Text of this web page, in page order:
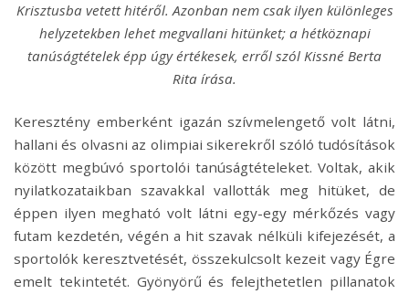
Krisztusba vetett hitéről. Azonban nem csak ilyen különleges
helyzetekben lehet megvallani hitünket; a hétköznapi
tanúságtételek épp úgy értékesek, erről szól Kissné Berta
Rita írása.
Keresztény emberként igazán szívmelengető volt látni,
hallani és olvasni az olimpiai sikerekről szóló tudósítások
között megbúvó sportolói tanúságtételeket. Voltak, akik
nyilatkozataikban szavakkal vallották meg hitüket, de
éppen ilyen megható volt látni egy-egy mérkőzés vagy
futam kezdetén, végén a hit szavak nélküli kifejezését, a
sportolók keresztvetését, összekulcsolt kezeit vagy Égre
emelt tekintetét. Gyönyörű és felejthetetlen pillanatok